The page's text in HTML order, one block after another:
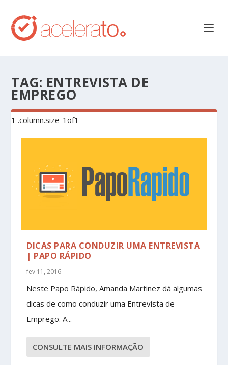
TAG: ENTREVISTA DE
EMPREGO
DICAS PARA CONDUZIR UMA ENTREVISTA
| PAPO RÁPIDO
fev 11, 2016
Neste Papo Rápido, Amanda Martinez dá algumas
dicas de como conduzir uma Entrevista de
Emprego. A...
CONSULTE MAIS INFORMAÇÃO